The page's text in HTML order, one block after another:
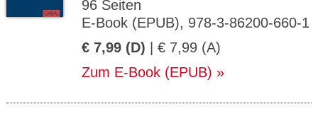
96 Seiten
E-Book (EPUB), 978-3-86200-660-1
€ 7,99 (D) | € 7,99 (A)
Zum E-Book (EPUB)